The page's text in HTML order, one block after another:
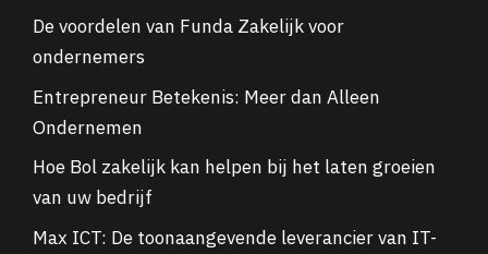
De voordelen van Funda Zakelijk voor
ondernemers
Entrepreneur Betekenis: Meer dan Alleen
Ondernemen
Hoe Bol zakelijk kan helpen bij het laten groeien
van uw bedrijf
Max ICT: De toonaangevende leverancier van IT-